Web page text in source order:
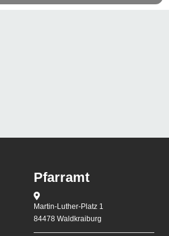
Pfarramt
Martin-Luther-Platz 1
84478 Waldkraiburg